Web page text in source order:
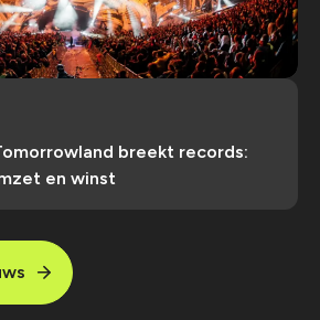
breekt records:
en winst